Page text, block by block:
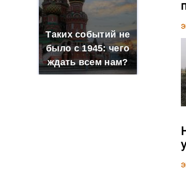
Таких событий не
было с 1945: чего
ждать всем нам?